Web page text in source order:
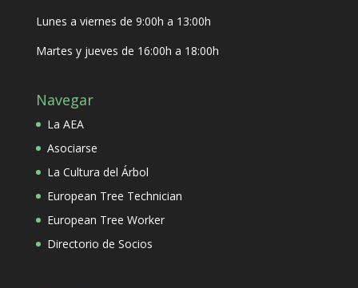
Lunes a viernes de 9:00h a 13:00h
Martes y jueves de 16:00h a 18:00h
Navegar
La AEA
Asociarse
La Cultura del Árbol
European Tree Technician
European Tree Worker
Directorio de Socios